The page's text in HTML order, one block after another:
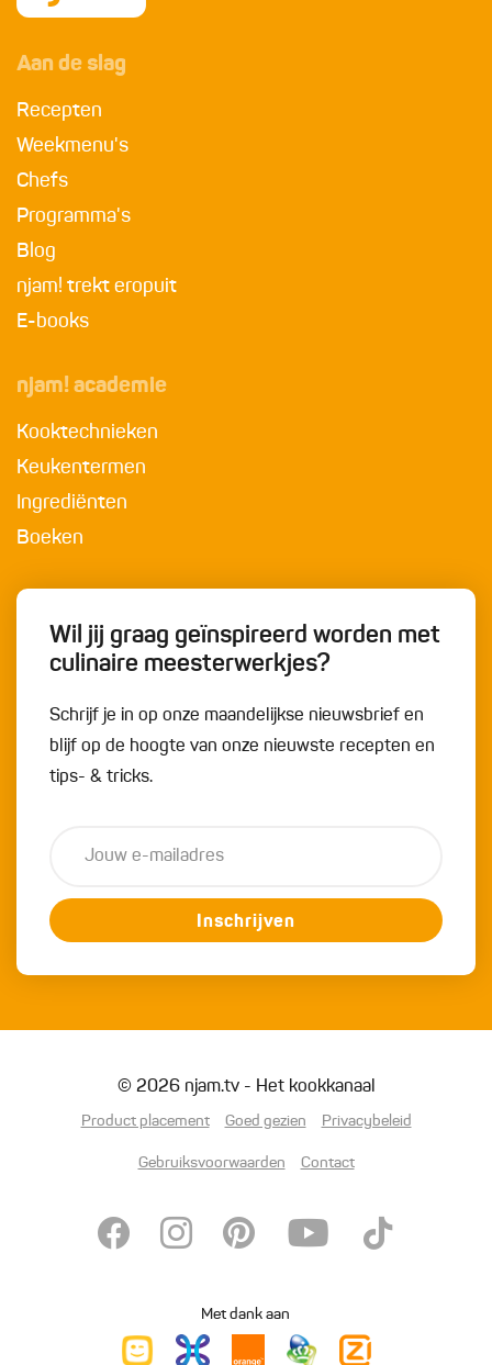
Aan de slag
Recepten
Weekmenu's
Chefs
Programma's
Blog
njam! trekt eropuit
E-books
njam! academie
Kooktechnieken
Keukentermen
Ingrediënten
Boeken
Wil jij graag geïnspireerd worden met
culinaire meesterwerkjes?
Schrijf je in op onze maandelijkse nieuwsbrief en
blijf op de hoogte van onze nieuwste recepten en
tips- & tricks.
Inschrijven
© 2026 njam.tv - Het kookkanaal
Product placement Goed gezien Privacybeleid
Gebruiksvoorwaarden Contact
Met dank aan